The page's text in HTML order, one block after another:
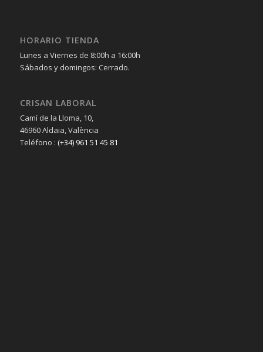
HORARIO TIENDA
Lunes a Viernes de 8:00h a 16:00h
Sábados y domingos: Cerrado.
CRISAN LABORAL
Camí de la Lloma, 10,
46960 Aldaia, València
Teléfono : (+34) 961 51 45 81